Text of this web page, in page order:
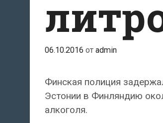
06.10.2016 от admin
Финская полиция
Эстонии в Финляндию
алкоголя.